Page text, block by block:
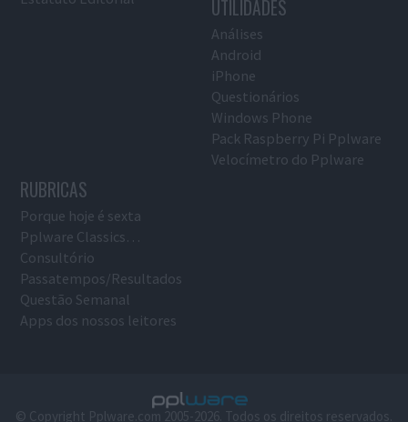
UTILIDADES
Análises
Android
iPhone
Questionários
Windows Phone
Pack Raspberry Pi Pplware
Velocímetro do Pplware
RUBRICAS
Porque hoje é sexta
Pplware Classics…
Consultório
Passatempos/Resultados
Questão Semanal
Apps dos nossos leitores
© Copyright Pplware.com 2005-2026. Todos os direitos reservados.